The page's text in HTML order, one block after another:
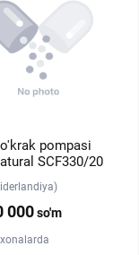
pompasi
SCF330/20
000so'm